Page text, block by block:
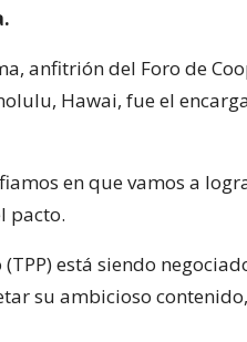
anfitrión del Foro de
Hawai, fue el
en que vamos a
pacto.
está siendo
su ambicioso